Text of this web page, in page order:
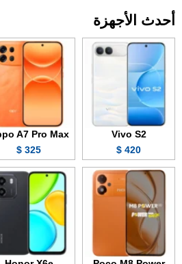
أحدث الأجهزة
Vivo S2
420 $
A7 Pro Max
325 $